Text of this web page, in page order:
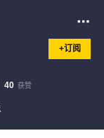
+订阅
40 获赞